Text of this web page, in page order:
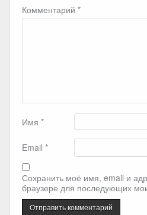
Комментарий *
Имя *
Email *
Сохранить моё имя, email и
браузере для последующих